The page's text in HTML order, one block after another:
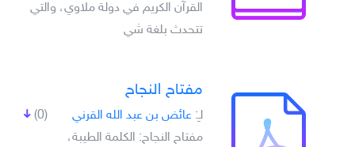
القرآن الكريم في دولة ملاوي، والتي
تتحدث بلغة شي
مفتاح النجاح
(0) لـِ: عائض بن عبد الله القرني
مفتاح النجاح: الكلمة الطيبة،